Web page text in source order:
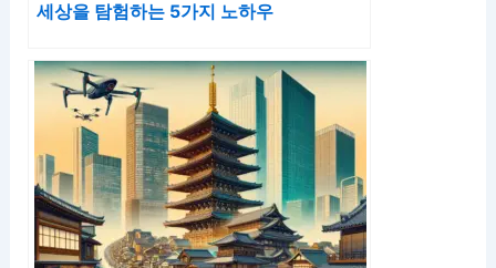
세상을 탐험하는 5가지 노하우